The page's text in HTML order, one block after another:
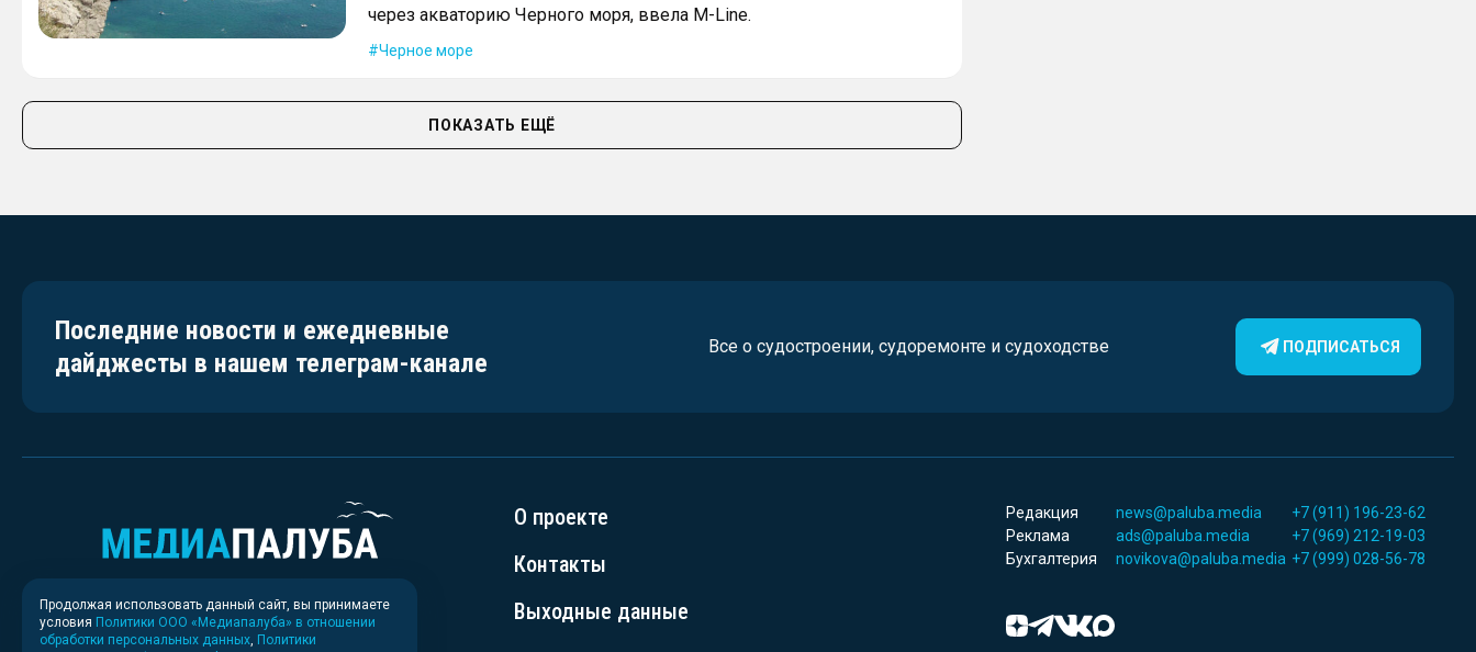
через акваторию Черного моря, ввела M-Line.
Черное море
ПОКАЗАТЬ ЕЩЁ
Последние новости и ежедневные
дайджесты в нашем телеграм-канале
Все о судостроении, судоремонте и судоходстве ПОДПИСАТЬСЯ
О проекте
Контакты
Выходные данные
Редакция news@paluba.media
+7 (911) 196-23-62
Реклама
ads@paluba.media
+7 (969) 212-19-03
Бухгалтерия
novikova@paluba.media +7 (999) 028-56-78
Продолжая использовать данный сайт, вы принимаете
условия Политики ООО «Медиапалуба» в отношении
обработки персональных данных Политики